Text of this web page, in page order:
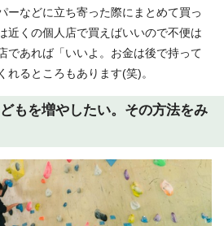
ーなどに立ち寄った際にまとめて買っ
近くの個人店で買えばいいので不便は
であれば「いいよ。お金は後で持って
れるところもあります(笑)。
もを増やしたい。その方法をみ